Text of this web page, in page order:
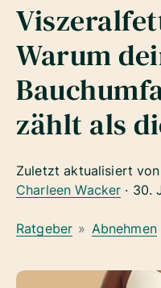
Warum
zählt als
Zuletzt aktualisiert
Charleen Wacker · 30.
Ratgeber » Abnehmen